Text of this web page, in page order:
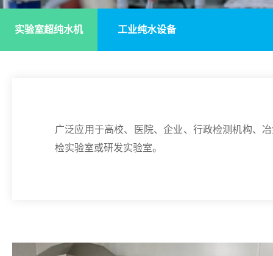
实验室超纯水机 工业纯水设备
广泛应用于高校、医院、企业、行政检测机构、
检实验室或研发实验室。